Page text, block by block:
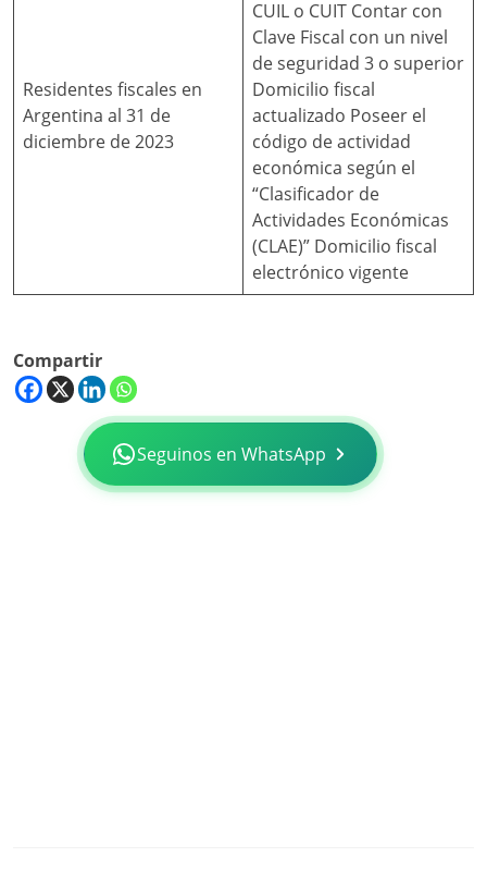
Residentes fiscales en
Argentina al 31 de
diciembre de 2023
CUIL o CUIT Contar con
Clave Fiscal con un nivel
de seguridad 3 o superior
Domicilio fiscal
actualizado Poseer el
código de actividad
económica según el
“Clasificador de
Actividades Económicas
(CLAE)” Domicilio fiscal
electrónico vigente
Compartir
Seguinos en WhatsApp